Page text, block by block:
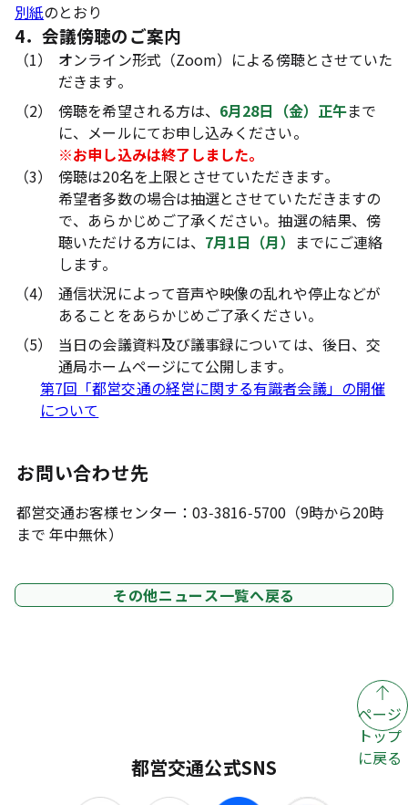
別紙のとおり
4．会議傍聴のご案内
（1）
オンライン形式（Zoom）による傍聴とさせていた
だきます。
（2）
傍聴を希望される方は、 6月28日（金）正午まで
に、メールにてお申し込みください。
※お申し込みは終了しました。
（3）
傍聴は20名を上限とさせていただきます。
希望者多数の場合は抽選とさせていただきますの
で、あらかじめご了承ください。抽選の結果、傍
聴いただける方には、 7月1日（月） までにご連絡
します。
（4）
通信状況によって音声や映像の乱れや停止などが
あることをあらかじめご了承ください。
（5）
当日の会議資料及び議事録については、後日、交
通局ホームページにて公開します。
第7回「都営交通の経営に関する有識者会議」の開催
について
お問い合わせ先
都営交通お客様センター：03-3816-5700（9時から20時
まで 年中無休）
その他ニュース一覧へ戻る
ページ
トップ
に戻る
都営交通公式SNS